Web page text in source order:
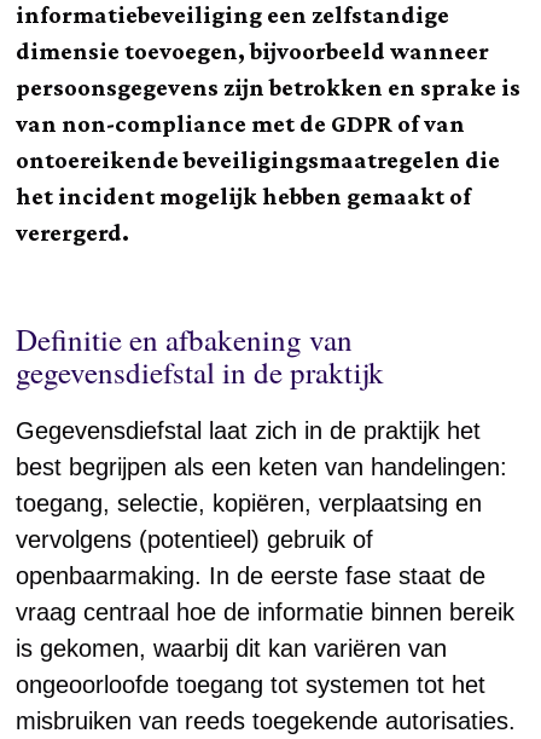
informatiebeveiliging een zelfstandige
dimensie toevoegen, bijvoorbeeld wanneer
persoonsgegevens zijn betrokken en sprake is
van non-compliance met de GDPR of van
ontoereikende beveiligingsmaatregelen die
het incident mogelijk hebben gemaakt of
verergerd.
Definitie en afbakening van
gegevensdiefstal in de praktijk
Gegevensdiefstal laat zich in de praktijk het
best begrijpen als een keten van handelingen:
toegang, selectie, kopiëren, verplaatsing en
vervolgens (potentieel) gebruik of
openbaarmaking. In de eerste fase staat de
vraag centraal hoe de informatie binnen bereik
is gekomen, waarbij dit kan variëren van
ongeoorloofde toegang tot systemen tot het
misbruiken van reeds toegekende autorisaties.